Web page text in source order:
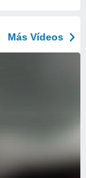
Más Vídeos